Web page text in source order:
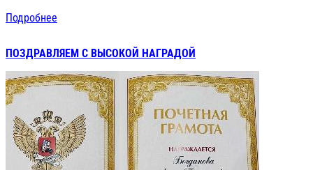
Подробнее
ПОЗДРАВЛЯЕМ С ВЫСОКОЙ НАГРАДОЙ